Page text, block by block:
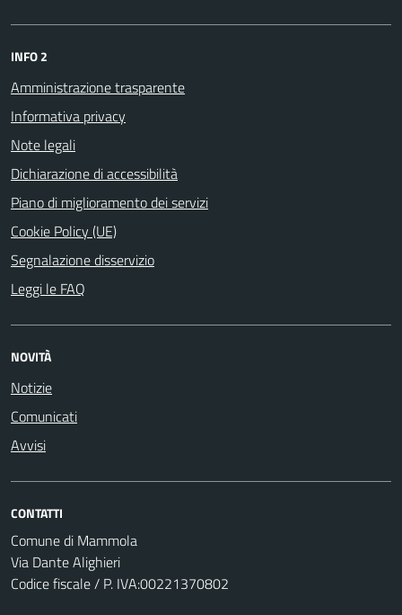
INFO 2
Amministrazione trasparente
Informativa privacy
Note legali
Dichiarazione di accessibilità
Piano di miglioramento dei servizi
Cookie Policy (UE)
Segnalazione disservizio
Leggi le FAQ
NOVITÀ
Notizie
Comunicati
Avvisi
CONTATTI
Comune di Mammola
Via Dante Alighieri
Codice fiscale / P. IVA:00221370802